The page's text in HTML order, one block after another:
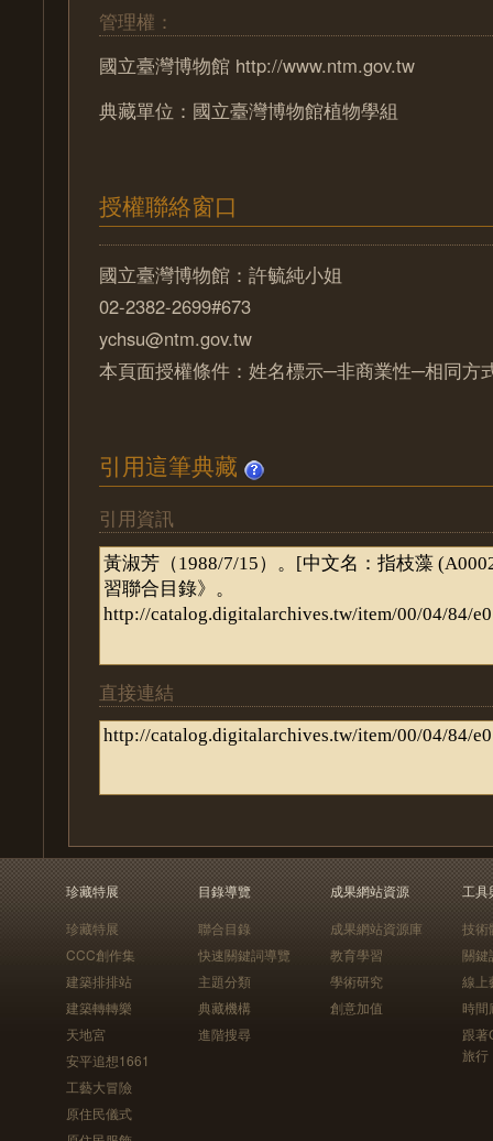
管理權：
國立臺灣博物館 http://www.ntm.gov.tw
典藏單位：國立臺灣博物館植物學組
授權聯絡窗口
國立臺灣博物館：許毓純小姐
02-2382-2699#673
ychsu@ntm.gov.tw
本頁面授權條件：姓名標示─非商業性─相同方
引用這筆典藏
引用資訊
直接連結
珍藏特展
珍藏特展
CCC創作集
建築排排站
建築轉轉樂
天地宮
安平追想1661
工藝大冒險
原住民儀式
目錄導覽
聯合目錄
快速關鍵詞導覽
主題分類
典藏機構
進階搜尋
成果網站資源
成果網站資源庫
教育學習
學術研究
創意加值
工具
技術
關鍵
線上
時間
跟
旅行